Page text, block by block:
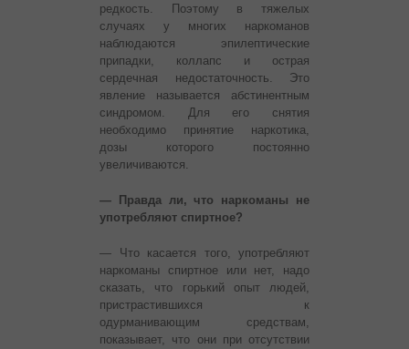
редкость. Поэтому в тяжелых
случаях у многих наркоманов
наблюдаются эпилептические
припадки, коллапс и острая
сердечная недостаточность. Это
явление называется абстинентным
синдромом. Для его снятия
необходимо принятие наркотика,
дозы которого постоянно
увеличиваются.
— Правда ли, что наркоманы не
употребляют спиртное?
— Что касается того, употребляют
наркоманы спиртное или нет, надо
сказать, что горький опыт людей,
пристрастившихся к
одурманивающим средствам,
показывает, что они при отсутствии